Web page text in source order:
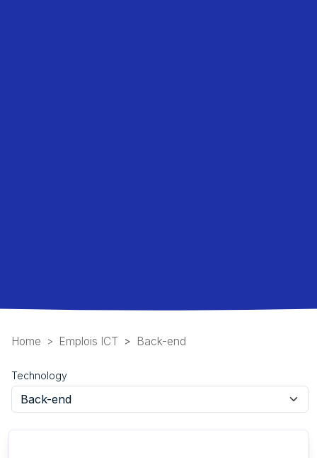
Home Emplois ICT Back-end
Technology